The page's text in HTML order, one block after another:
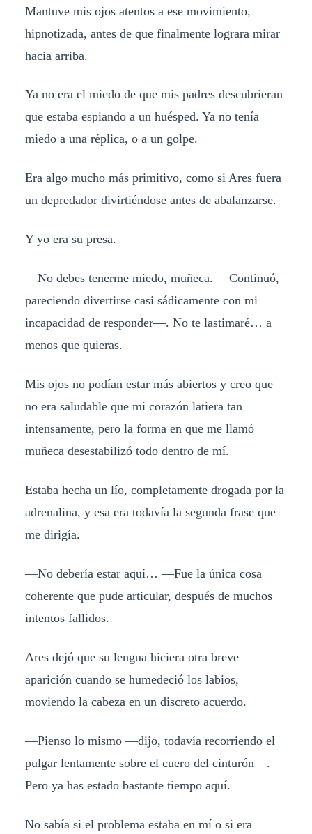
Mantuve mis ojos atentos a ese movimiento,
hipnotizada, antes de que finalmente lograra mirar
hacia arriba.
Ya no era el miedo de que mis padres descubrieran
que estaba espiando a un huésped. Ya no tenía
miedo a una réplica, o a un golpe.
Era algo mucho más primitivo, como si Ares fuera
un depredador divirtiéndose antes de abalanzarse.
Y yo era su presa.
—No debes tenerme miedo, muñeca. —Continuó,
pareciendo divertirse casi sádicamente con mi
incapacidad de responder—. No te lastimaré… a
menos que quieras.
Mis ojos no podían estar más abiertos y creo que
no era saludable que mi corazón latiera tan
intensamente, pero la forma en que me llamó
muñeca desestabilizó todo dentro de mí.
Estaba hecha un lío, completamente drogada por la
adrenalina, y esa era todavía la segunda frase que
me dirigía.
—No debería estar aquí… —Fue la única cosa
coherente que pude articular, después de muchos
intentos fallidos.
Ares dejó que su lengua hiciera otra breve
aparición cuando se humedeció los labios,
moviendo la cabeza en un discreto acuerdo.
—Pienso lo mismo —dijo, todavía recorriendo el
pulgar lentamente sobre el cuero del cinturón—.
Pero ya has estado bastante tiempo aquí.
No sabía si el problema estaba en mí o si era